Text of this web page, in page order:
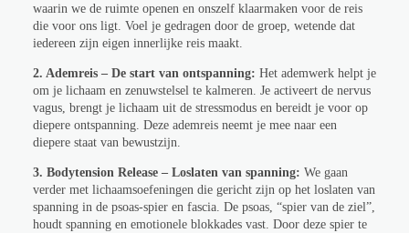
waarin we de ruimte openen en onszelf klaarmaken voor de reis
die voor ons ligt. Voel je gedragen door de groep, wetende dat
iedereen zijn eigen innerlijke reis maakt.
2. Ademreis – De start van ontspanning: Het ademwerk helpt je
om je lichaam en zenuwstelsel te kalmeren. Je activeert de nervus
vagus, brengt je lichaam uit de stressmodus en bereidt je voor op
diepere ontspanning. Deze ademreis neemt je mee naar een
diepere staat van bewustzijn.
3. Bodytension Release – Loslaten van spanning: We gaan
verder met lichaamsoefeningen die gericht zijn op het loslaten van
spanning in de psoas-spier en fascia. De psoas, “spier van de ziel”,
houdt spanning en emotionele blokkades vast. Door deze spier te